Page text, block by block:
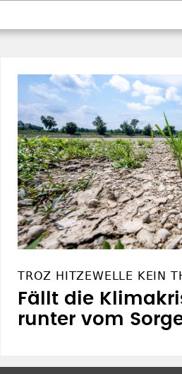
TROZ HITZEWELLE KEIN
Fällt die
runter vom